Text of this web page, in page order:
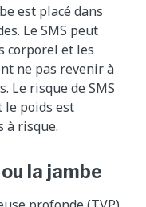
est placé dans
Le SMS peut
corporel et les
ne pas revenir à
Le risque de SMS
le poids est
à risque.
la jambe